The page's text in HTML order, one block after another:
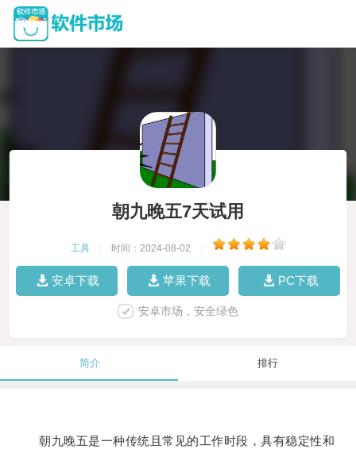
朝九晚五7天试用
工具 时间：2024-08-02
安卓下载 苹果下载 PC下载
安卓市场，安全绿色
简介 排行
朝九晚五是一种传统且常见的工作时段，具有稳定性和